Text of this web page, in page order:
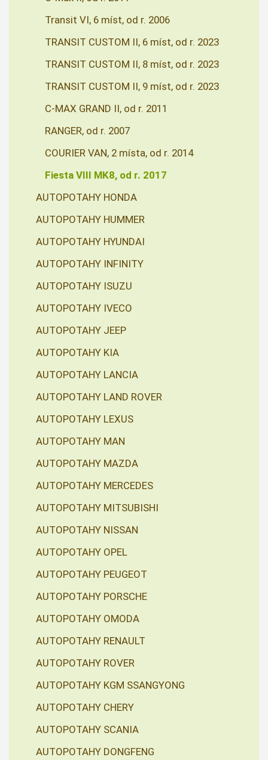
Transit VI, 6 míst, od r. 2006
TRANSIT CUSTOM II, 6 míst, od r. 2023
TRANSIT CUSTOM II, 8 míst, od r. 2023
TRANSIT CUSTOM II, 9 míst, od r. 2023
C-MAX GRAND II, od r. 2011
RANGER, od r. 2007
COURIER VAN, 2 místa, od r. 2014
Fiesta VIII MK8, od r. 2017
AUTOPOTAHY HONDA
AUTOPOTAHY HUMMER
AUTOPOTAHY HYUNDAI
AUTOPOTAHY INFINITY
AUTOPOTAHY ISUZU
AUTOPOTAHY IVECO
AUTOPOTAHY JEEP
AUTOPOTAHY KIA
AUTOPOTAHY LANCIA
AUTOPOTAHY LAND ROVER
AUTOPOTAHY LEXUS
AUTOPOTAHY MAN
AUTOPOTAHY MAZDA
AUTOPOTAHY MERCEDES
AUTOPOTAHY MITSUBISHI
AUTOPOTAHY NISSAN
AUTOPOTAHY OPEL
AUTOPOTAHY PEUGEOT
AUTOPOTAHY PORSCHE
AUTOPOTAHY OMODA
AUTOPOTAHY RENAULT
AUTOPOTAHY ROVER
AUTOPOTAHY KGM SSANGYONG
AUTOPOTAHY CHERY
AUTOPOTAHY SCANIA
AUTOPOTAHY DONGFENG